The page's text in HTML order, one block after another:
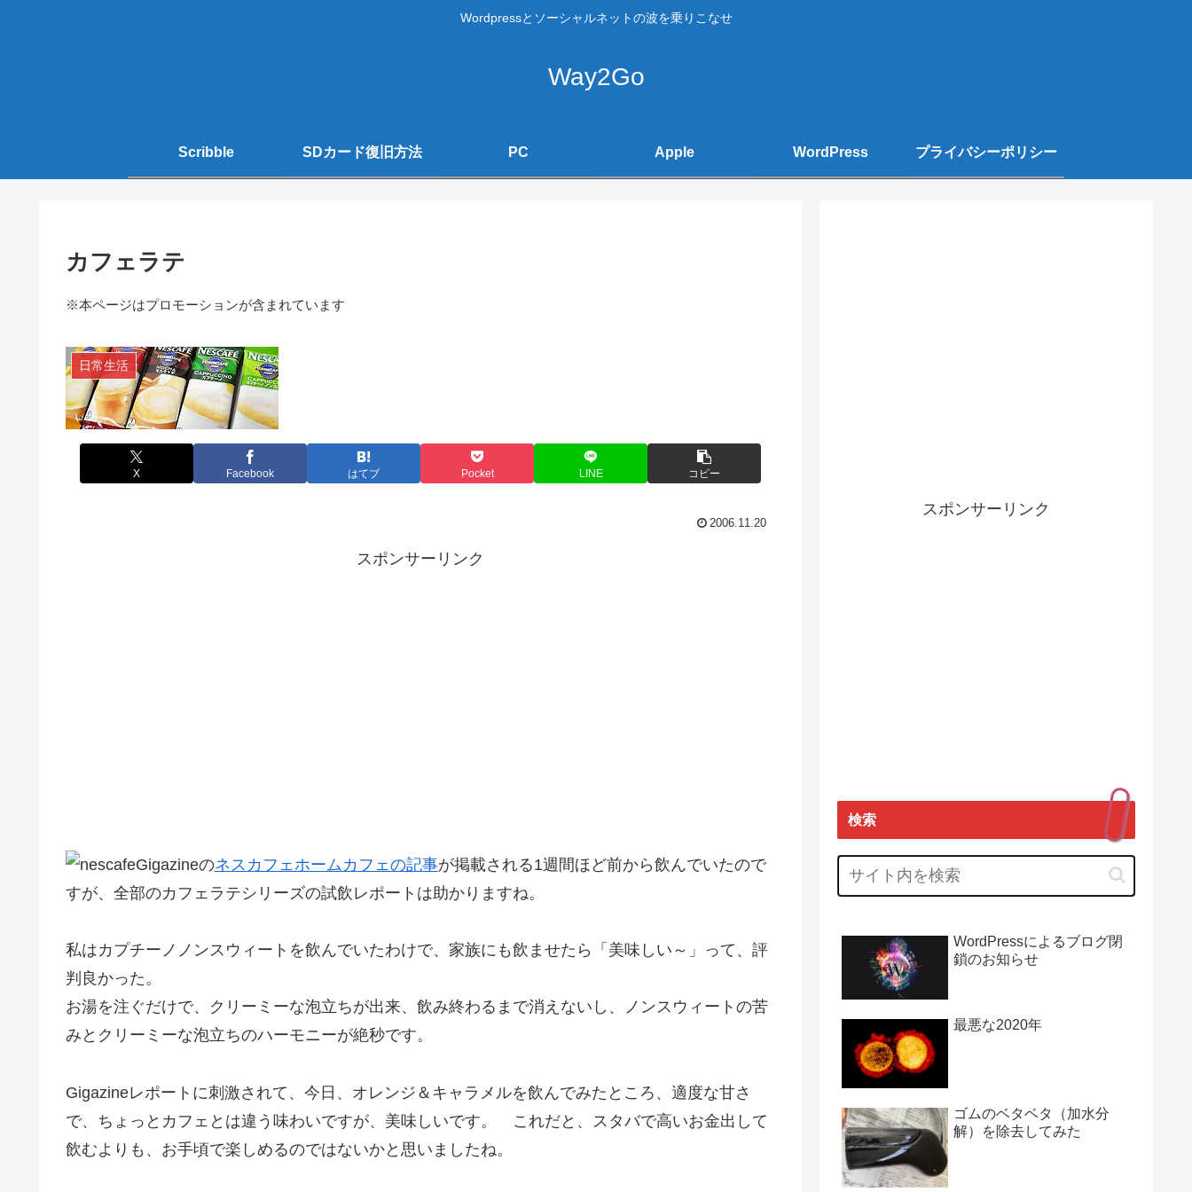
Wordpressとソーシャルネットの波を乗りこなせ
Way2Go
Scribble SDカード復旧方法 PC Apple WordPress プライバシーポリシー
カフェラテ
※本ページはプロモーションが含まれています
日常生活
X Facebook はてブ Pocket LINE コピー
2006.11.20
スポンサーリンク
Gigazineのネスカフェホームカフェの記事が掲載される1週間ほど前から飲んでいたので
すが、全部のカフェラテシリーズの試飲レポートは助かりますね。
私はカプチーノノンスウィートを飲んでいたわけで、家族にも飲ませたら「美味しい～」って、評
判良かった。
お湯を注ぐだけで、クリーミーな泡立ちが出来、飲み終わるまで消えないし、ノンスウィートの苦
みとクリーミーな泡立ちのハーモニーが絶秒です。
Gigazineレポートに刺激されて、今日、オレンジ＆キャラメルを飲んでみたところ、適度な甘さ
で、ちょっとカフェとは違う味わいですが、美味しいです。 これだと、スタバで高いお金出して
飲むよりも、お手頃で楽しめるのではないかと思いましたね。
スポンサーリンク
検索
WordPressによるブログ閉
鎖のお知らせ
最悪な2020年
ゴムのベタベタ（加水分
解）を除去してみた